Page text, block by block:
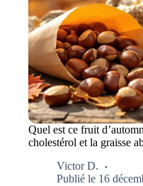
Quel est ce fruit
cholestérol et la graisse
Victor D.
Publié le 16